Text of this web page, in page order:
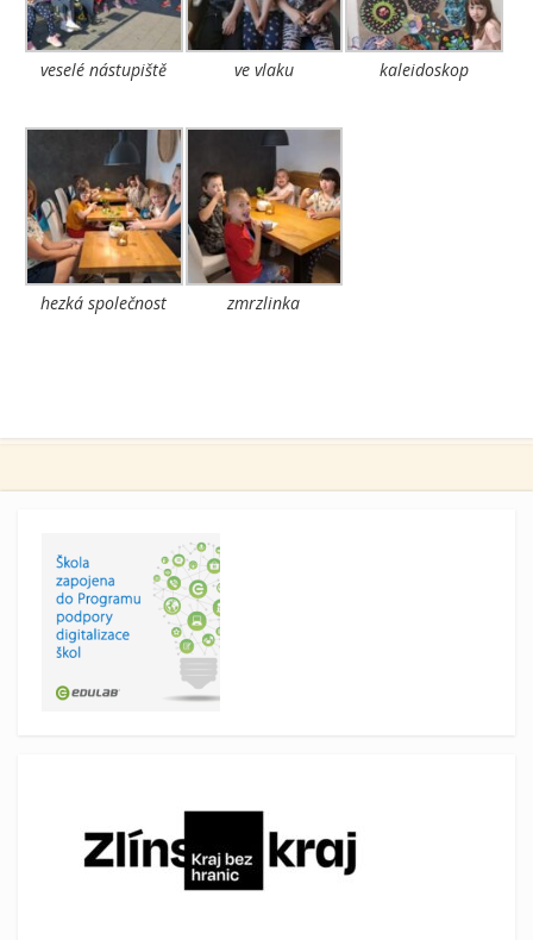
veselé nástupiště ve vlaku kaleidoskop
hezká společnost zmrzlinka